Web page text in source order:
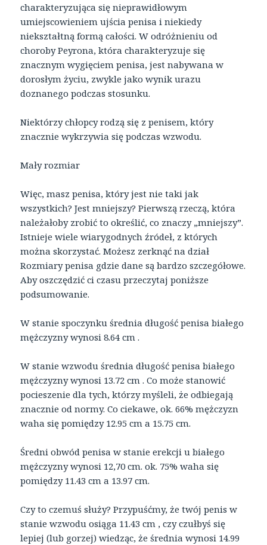
charakteryzująca się nieprawidłowym
umiejscowieniem ujścia penisa i niekiedy
niekształtną formą całości. W odróżnieniu od
choroby Peyrona, która charakteryzuje się
znacznym wygięciem penisa, jest nabywana w
dorosłym życiu, zwykle jako wynik urazu
doznanego podczas stosunku.
Niektórzy chłopcy rodzą się z penisem, który
znacznie wykrzywia się podczas wzwodu.
Mały rozmiar
Więc, masz penisa, który jest nie taki jak
wszystkich? Jest mniejszy? Pierwszą rzeczą, która
należałoby zrobić to określić, co znaczy „mniejszy”.
Istnieje wiele wiarygodnych źródeł, z których
można skorzystać. Możesz zerknąć na dział
Rozmiary penisa gdzie dane są bardzo szczegółowe.
Aby oszczędzić ci czasu przeczytaj poniższe
podsumowanie.
W stanie spoczynku średnia długość penisa białego
mężczyzny wynosi 8.64 cm .
W stanie wzwodu średnia długość penisa białego
mężczyzny wynosi 13.72 cm . Co może stanowić
pocieszenie dla tych, którzy myśleli, że odbiegają
znacznie od normy. Co ciekawe, ok. 66% mężczyzn
waha się pomiędzy 12.95 cm a 15.75 cm.
Średni obwód penisa w stanie erekcji u białego
mężczyzny wynosi 12,70 cm. ok. 75% waha się
pomiędzy 11.43 cm a 13.97 cm.
Czy to czemuś służy? Przypuśćmy, że twój penis w
stanie wzwodu osiąga 11.43 cm , czy czułbyś się
lepiej (lub gorzej) wiedząc, że średnia wynosi 14.99